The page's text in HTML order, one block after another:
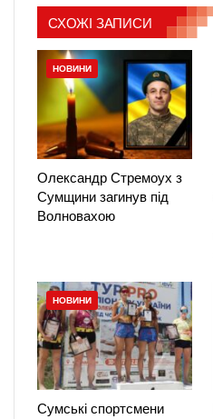
СХОЖІ ЗАПИСИ
НОВИНИ
Олександр Стремоух з
Сумщини загинув під
Волновахою
НОВИНИ
Сумські спортсмени